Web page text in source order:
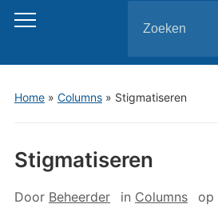
Toggle
menu
naar:
Home» Columns» Stigmatiseren
Stigmatiseren
Door Beheerder in Columns op